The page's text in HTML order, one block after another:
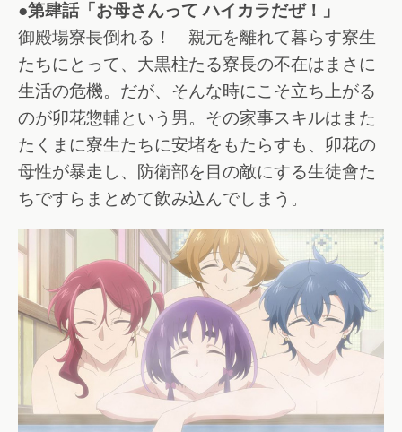
●第肆話「お母さんって ハイカラだぜ！」
御殿場寮長倒れる！ 親元を離れて暮らす寮生
たちにとって、大黒柱たる寮長の不在はまさに
生活の危機。だが、そんな時にこそ立ち上がる
のが卯花惣輔という男。その家事スキルはまた
たくまに寮生たちに安堵をもたらすも、卯花の
母性が暴走し、防衛部を目の敵にする生徒會た
ちですらまとめて飲み込んでしまう。